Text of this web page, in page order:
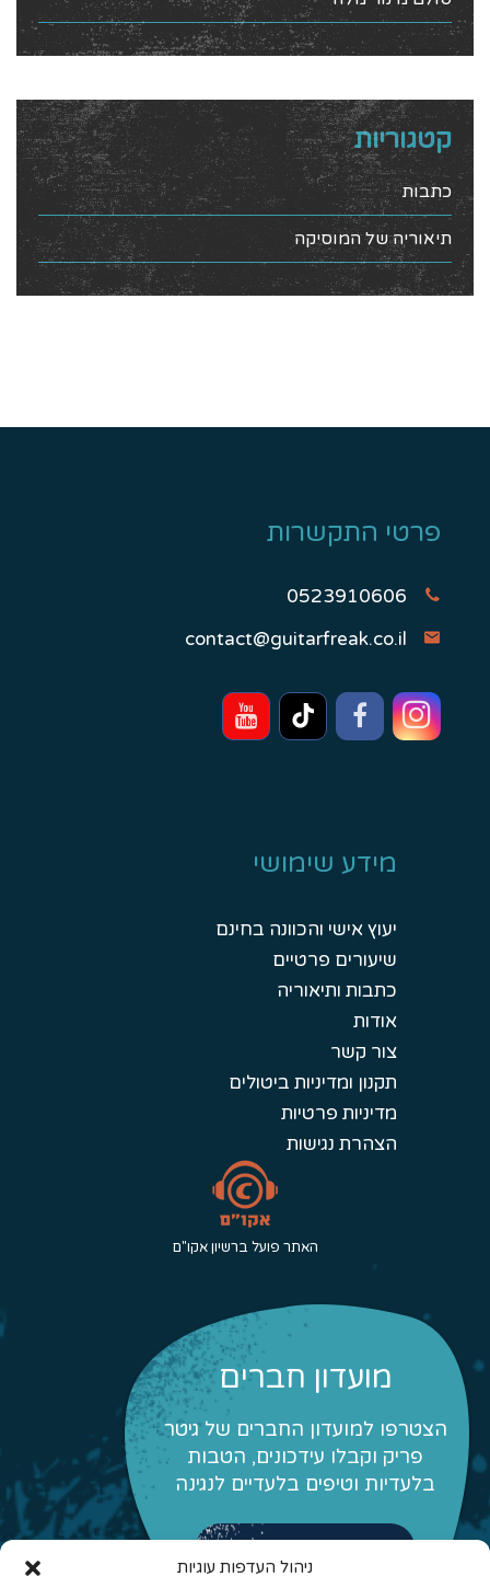
ניהול העדפות עוגיות
קטגוריות
כתבות
תיאוריה של המוסיקה
פרטי התקשרות
0523910606
contact@guitarfreak.co.il
מידע שימושי
יעוץ אישי והכוונה בחינם
שיעורים פרטיים
כתבות ותיאוריה
אודות
צור קשר
תקנון ומדיניות ביטולים
מדיניות פרטיות
הצהרת נגישות
האתר פועל ברשיון אקו"ם
מועדון חברים
הצטרפו למועדון החברים של גיטר
פריק וקבלו עידכונים, הטבות
בלעדיות וטיפים בלעדיים לנגינה
לפרטים והצטרפות